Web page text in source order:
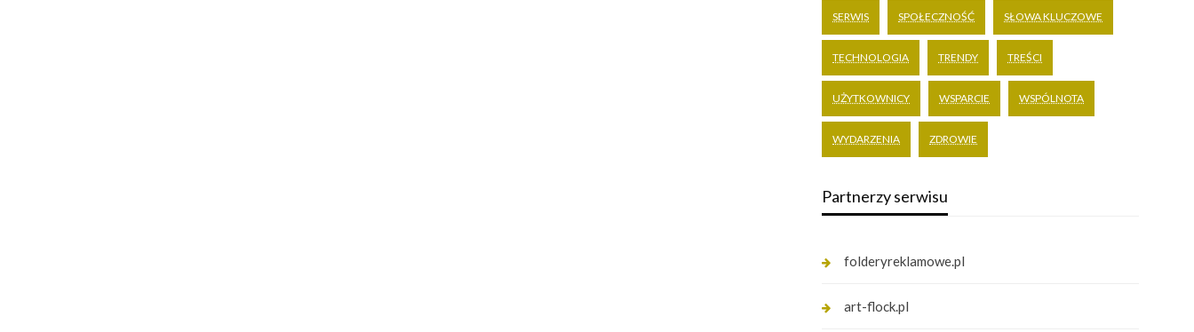
SERWIS SPOŁECZNOŚĆ SŁOWA KLUCZOWE
TECHNOLOGIA TRENDY TREŚCI
UŻYTKOWNICY WSPARCIE WSPÓLNOTA
WYDARZENIA ZDROWIE
Partnerzy serwisu
folderyreklamowe.pl
art-flock.pl